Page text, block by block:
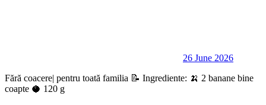
26 June 2026
Fără coacere| pentru toată familia 📝 Ingrediente: 🍌 2 banane bine
coapte 🥥 120 g